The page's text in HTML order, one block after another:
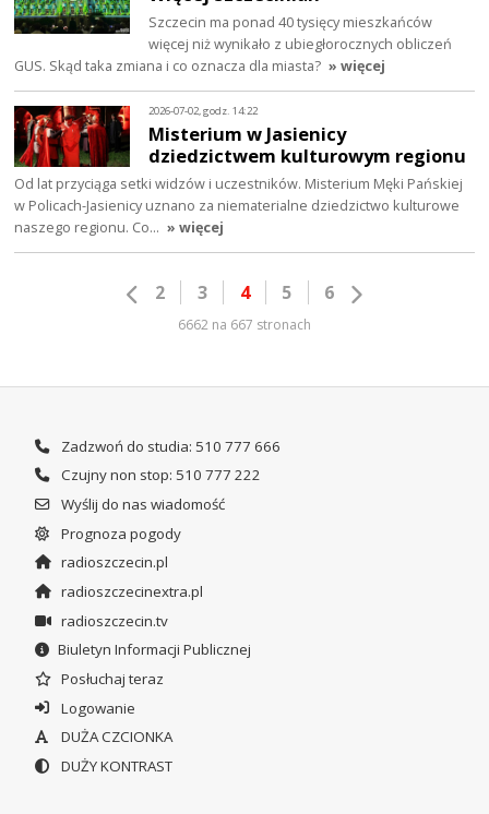
Szczecin ma ponad 40 tysięcy mieszkańców
więcej niż wynikało z ubiegłorocznych obliczeń
GUS. Skąd taka zmiana i co oznacza dla miasta? » więcej
2026-07-02, godz. 14:22
Misterium w Jasienicy
dziedzictwem kulturowym regionu
Od lat przyciąga setki widzów i uczestników. Misterium Męki Pańskiej
w Policach-Jasienicy uznano za niematerialne dziedzictwo kulturowe
naszego regionu. Co… » więcej
2 3 4 5 6
6662 na 667 stronach
Zadzwoń do studia: 510 777 666
Czujny non stop: 510 777 222
Wyślij do nas wiadomość
Prognoza pogody
radioszczecin.pl
radioszczecinextra.pl
radioszczecin.tv
Biuletyn Informacji Publicznej
Posłuchaj teraz
Logowanie
DUŻA CZCIONKA
DUŻY KONTRAST